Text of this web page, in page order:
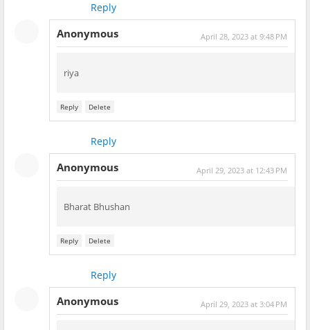
Reply
Anonymous April 28, 2023 at 9:48 PM
riya
Reply Delete
Reply
Anonymous April 29, 2023 at 12:43 PM
Bharat Bhushan
Reply Delete
Reply
Anonymous April 29, 2023 at 3:04 PM